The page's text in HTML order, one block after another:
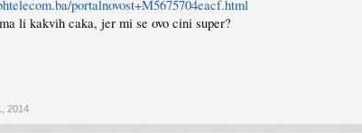
portalnovost+M5675704eacf.html
li kakvih caka, jer mi se ovo cini super?
2014